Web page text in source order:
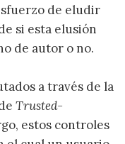
de eludir
si esta elusión
de autor o no.
a través de la
Trusted-
estos controles